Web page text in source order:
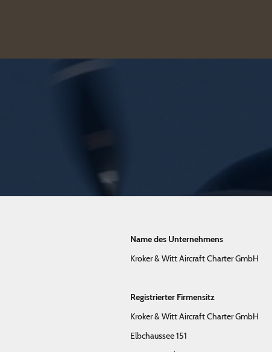
Name des Unternehmens
Kroker & Witt Aircraft Charter GmbH
Registrierter Firmensitz
Kroker & Witt Aircraft Charter GmbH
Elbchaussee 151